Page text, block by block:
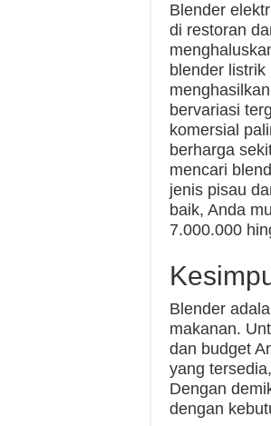
Blender
di restoran
blender
bervariasi
komersial
berharga
mencari
jenis pisau
baik, Anda
7.000.000
Blender
makanan.
dan budget
yang
Dengan
dengan